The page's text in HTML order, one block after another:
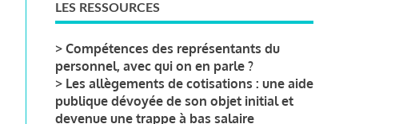
LES RESSOURCES
> Compétences des représentants du
personnel, avec qui on en parle ?
> Les allègements de cotisations : une aide
publique dévoyée de son objet initial et
devenue une trappe à bas salaire